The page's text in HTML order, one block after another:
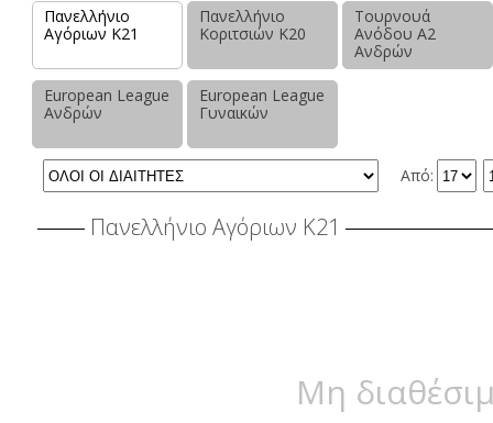
Πανελλήνιο
Αγόριων Κ21
Πανελλήνιο
Κοριτσιών Κ20
Τουρνουά
Ανόδου Α2
Ανδρών
European League
Ανδρών
European League
Γυναικών
Από:
Πανελλήνιο Αγόριων Κ21
Μη